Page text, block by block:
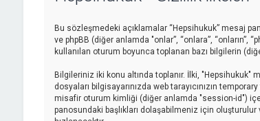
Bu sözleşmedeki açıklamalar “Hepsihukuk” mesaj
ve phpBB (diğer anlamda "onlar”, “onlara”, “onların”,
kullanılan oturum boyunca toplanan bazı bilgilerin
Bilgileriniz iki konu altında toplanır. İlki, "Hepsihukuk"
dosyaları bilgisayarınızda web tarayıcınızın
misafir oturum kimliği (diğer anlamda "session-id")
panosundaki başlıkları dolaşabilmeniz için oluşturulur